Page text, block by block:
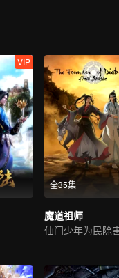
VIP
全35集
魔道祖师